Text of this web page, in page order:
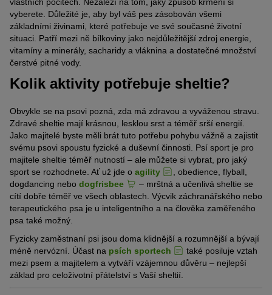
vyberete. Důležité je, aby byl váš pes zásobován všemi
základními živinami, které potřebuje ve své současné životní
situaci. Patří mezi ně bílkoviny jako nejdůležitější zdroj energie,
vitamíny a minerály, sacharidy a vláknina a dostatečné množství
čerstvé pitné vody.
Kolik aktivity potřebuje sheltie?
Obvykle se na psovi pozná, zda má zdravou a vyváženou stravu.
Zdravé sheltie mají krásnou, lesklou srst a téměř srší energií.
Jako majitelé byste měli brát tuto potřebu pohybu vážně a zajistit
svému psovi spoustu fyzické a duševní činnosti. Psí sport je pro
majitele sheltie téměř nutností – ale můžete si vybrat, pro jaký
sport se rozhodnete. Ať už jde o agility
, obedience, flyball,
dogdancing nebo dogfrisbee
– mrštná a učenlivá sheltie se
cítí dobře téměř ve všech oblastech. Výcvik záchranářského nebo
terapeutického psa je u inteligentního a na člověka zaměřeného
psa také možný.
Fyzicky zaměstnaní psi jsou doma klidnější a rozumnější a bývají
méně nervózní. Účast na psích sportech
také posiluje vztah
mezi psem a majitelem a vytváří vzájemnou důvěru – nejlepší
základ pro celoživotní přátelství s Vaší sheltií.